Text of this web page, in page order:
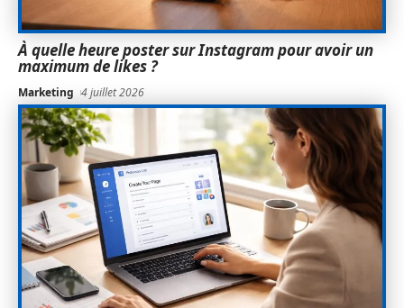
À quelle heure poster sur Instagram pour avoir un
maximum de likes ?
Marketing 4 juillet 2026